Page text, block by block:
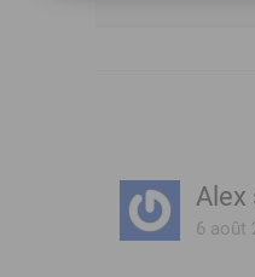
Alex
6 août